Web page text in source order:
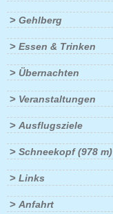
> Gehlberg
> Essen & Trinken
> Übernachten
> Veranstaltungen
> Ausflugsziele
> Schneekopf (978 m)
> Links
> Anfahrt